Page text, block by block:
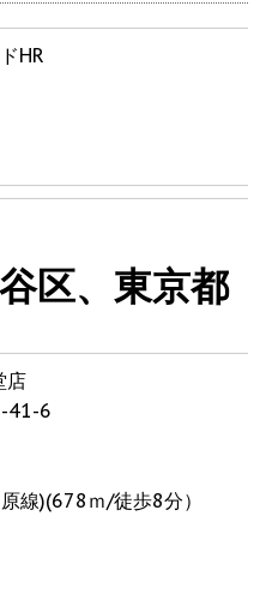
HR
区、東京都
店
41-6
線)(678ｍ/徒歩8分）